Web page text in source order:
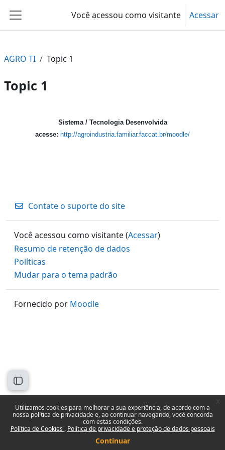
Utilizamos cookies para melhorar a sua experiência, de acordo com a
nossa política de privacidade e, ao continuar navegando, você concorda
com estas condições.
Política de Cookies
Política de privacidade e proteção de dados pessoais
Continuar
Painel lateral
Você acessou como visitante Acessar
Abrir índice do curso
AGRO TI Topic 1
Topic 1
Sistema / Tecnologia Desenvolvida
acesse: http://agroindustria.familiar.faccat.br/moodle/
Contate o suporte do site
Você acessou como visitante (Acessar)
Resumo de retenção de dados
Políticas
Mudar para o tema padrão
Fornecido por Moodle